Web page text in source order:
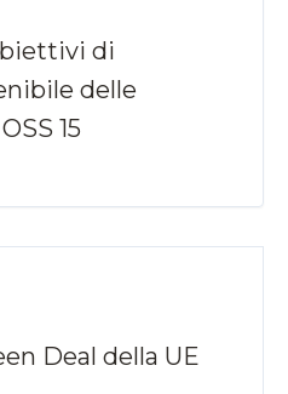
di
delle
15
Deal della UE